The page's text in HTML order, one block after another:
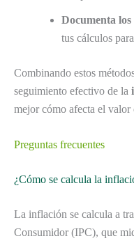
Documenta
tus cálculos
Combinando estos
seguimiento efectivo de la
mejor cómo afecta el valor
Preguntas frecuentes
¿Cómo se calcula la
La inflación se calcula a
Consumidor (IPC), que